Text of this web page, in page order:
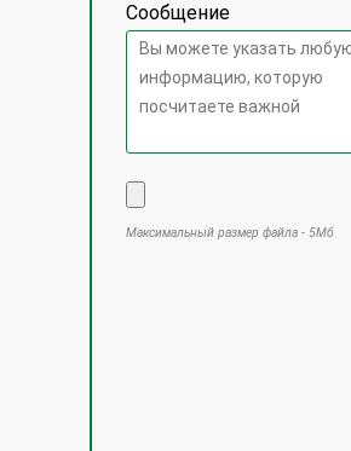
Сообщение
Максимальный размер файла - 5Мб